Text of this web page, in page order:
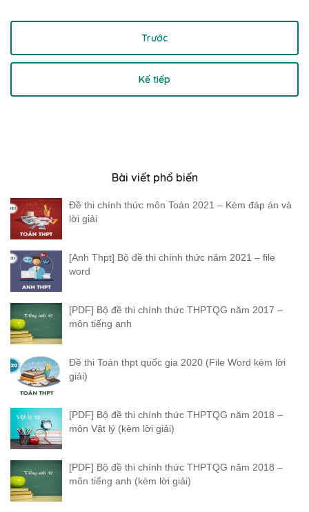
Trước
Kế tiếp
Bài viết phổ biến
Đề thi chính thức môn Toán 2021 – Kèm đáp án và
lời giải
[Anh Thpt] Bộ đề thi chính thức năm 2021 – file
word
[PDF] Bộ đề thi chính thức THPTQG năm 2017 –
môn tiếng anh
Đề thi Toán thpt quốc gia 2020 (File Word kèm lời
giải)
[PDF] Bộ đề thi chính thức THPTQG năm 2018 –
môn Vật lý (kèm lời giải)
[PDF] Bộ đề thi chính thức THPTQG năm 2018 –
môn tiếng anh (kèm lời giải)